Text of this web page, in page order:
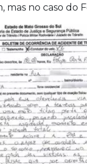
mas no caso do